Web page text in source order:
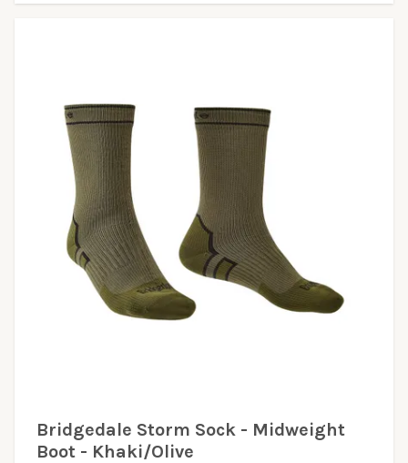
Bridgedale Storm Sock - Midweight
Boot - Khaki/Olive